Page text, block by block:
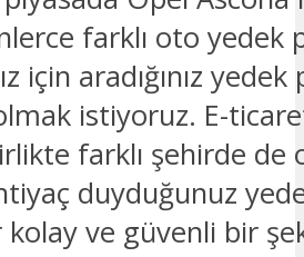
farklı oto yedek
için aradığınız
istiyoruz. E-
farklı şehirde de
duyduğunuz
kolay ve güvenli bir